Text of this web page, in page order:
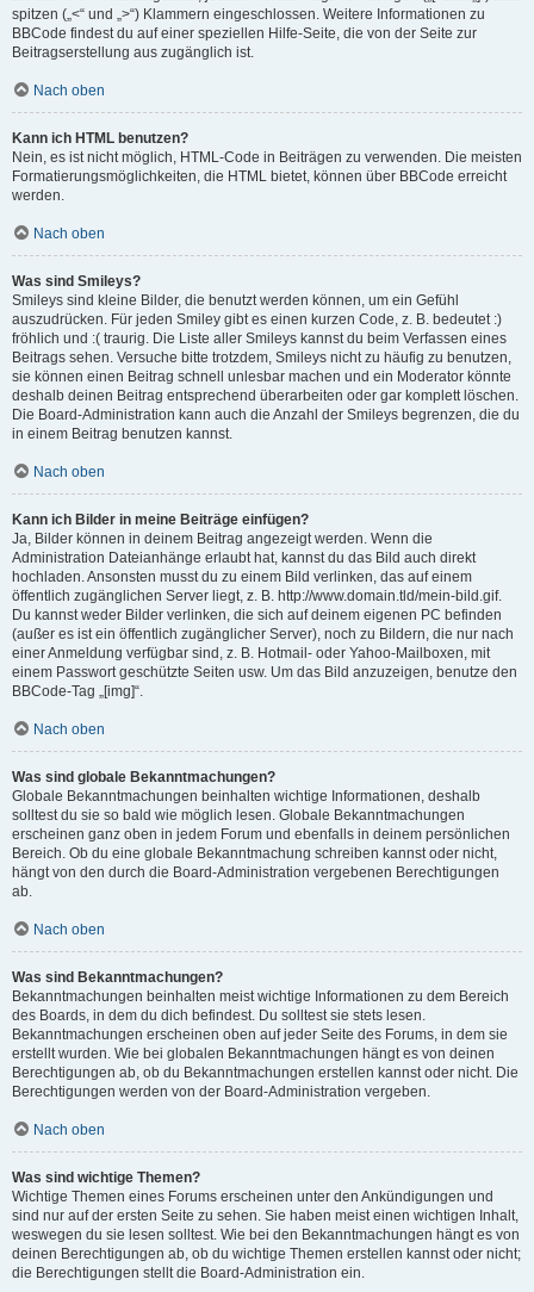
spitzen („<“ und „>“) Klammern eingeschlossen. Weitere Informationen zu
BBCode findest du auf einer speziellen Hilfe-Seite, die von der Seite zur
Beitragserstellung aus zugänglich ist.
Nach oben
Kann ich HTML benutzen?
Nein, es ist nicht möglich, HTML-Code in Beiträgen zu verwenden. Die meisten
Formatierungsmöglichkeiten, die HTML bietet, können über BBCode erreicht
werden.
Nach oben
Was sind Smileys?
Smileys sind kleine Bilder, die benutzt werden können, um ein Gefühl
auszudrücken. Für jeden Smiley gibt es einen kurzen Code, z. B. bedeutet :)
fröhlich und :( traurig. Die Liste aller Smileys kannst du beim Verfassen eines
Beitrags sehen. Versuche bitte trotzdem, Smileys nicht zu häufig zu benutzen,
sie können einen Beitrag schnell unlesbar machen und ein Moderator könnte
deshalb deinen Beitrag entsprechend überarbeiten oder gar komplett löschen.
Die Board-Administration kann auch die Anzahl der Smileys begrenzen, die du
in einem Beitrag benutzen kannst.
Nach oben
Kann ich Bilder in meine Beiträge einfügen?
Ja, Bilder können in deinem Beitrag angezeigt werden. Wenn die
Administration Dateianhänge erlaubt hat, kannst du das Bild auch direkt
hochladen. Ansonsten musst du zu einem Bild verlinken, das auf einem
öffentlich zugänglichen Server liegt, z. B. http://www.domain.tld/mein-bild.gif.
Du kannst weder Bilder verlinken, die sich auf deinem eigenen PC befinden
(außer es ist ein öffentlich zugänglicher Server), noch zu Bildern, die nur nach
einer Anmeldung verfügbar sind, z. B. Hotmail- oder Yahoo-Mailboxen, mit
einem Passwort geschützte Seiten usw. Um das Bild anzuzeigen, benutze den
BBCode-Tag „[img]“.
Nach oben
Was sind globale Bekanntmachungen?
Globale Bekanntmachungen beinhalten wichtige Informationen, deshalb
solltest du sie so bald wie möglich lesen. Globale Bekanntmachungen
erscheinen ganz oben in jedem Forum und ebenfalls in deinem persönlichen
Bereich. Ob du eine globale Bekanntmachung schreiben kannst oder nicht,
hängt von den durch die Board-Administration vergebenen Berechtigungen
ab.
Nach oben
Was sind Bekanntmachungen?
Bekanntmachungen beinhalten meist wichtige Informationen zu dem Bereich
des Boards, in dem du dich befindest. Du solltest sie stets lesen.
Bekanntmachungen erscheinen oben auf jeder Seite des Forums, in dem sie
erstellt wurden. Wie bei globalen Bekanntmachungen hängt es von deinen
Berechtigungen ab, ob du Bekanntmachungen erstellen kannst oder nicht. Die
Berechtigungen werden von der Board-Administration vergeben.
Nach oben
Was sind wichtige Themen?
Wichtige Themen eines Forums erscheinen unter den Ankündigungen und
sind nur auf der ersten Seite zu sehen. Sie haben meist einen wichtigen Inhalt,
weswegen du sie lesen solltest. Wie bei den Bekanntmachungen hängt es von
deinen Berechtigungen ab, ob du wichtige Themen erstellen kannst oder nicht;
die Berechtigungen stellt die Board-Administration ein.